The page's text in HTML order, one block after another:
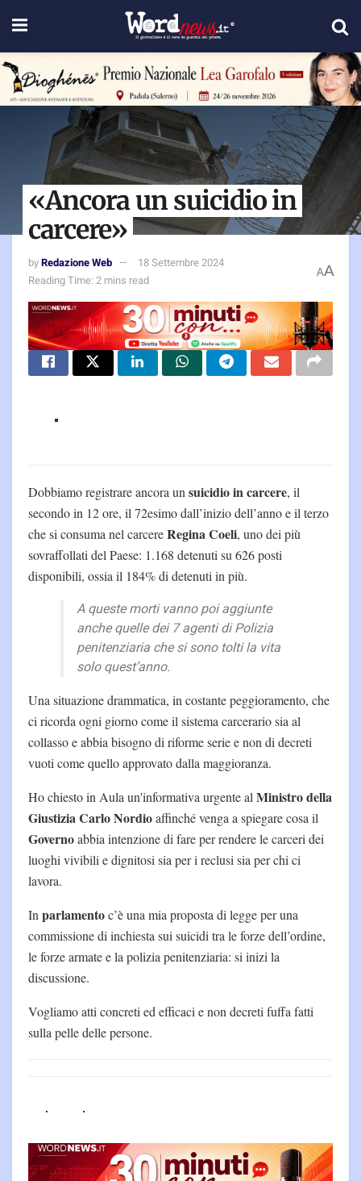
«Ancora un suicidio in
carcere»
byRedazione Web
18 Settembre 2024
Reading Time: 2 mins read
AA
Dobbiamo registrare ancora un suicidio in carcere, il
secondo in 12 ore, il 72esimo dall’inizio dell’anno e il terzo
che si consuma nel carcereRegina Coeli, uno dei più
sovraffollati del Paese: 1.168 detenuti su 626 posti
disponibili, ossia il 184% di detenuti in più.
A queste morti vanno poi aggiunte
anche quelle dei 7 agenti di Polizia
penitenziaria che si sono tolti la vita
solo quest’anno.
Una situazione drammatica, in costante peggioramento, che
ci ricorda ogni giorno come il sistema carcerario sia al
collasso e abbia bisogno di riforme serie e non di decreti
vuoti come quello approvato dalla maggioranza.
Ho chiesto in Aula un'informativa urgente al Ministro della
Giustizia Carlo Nordioaffinché venga a spiegare cosa il
Governoabbia intenzione di fare per rendere le carceri dei
luoghi vivibili e dignitosi sia per i reclusi sia per chi ci
lavora.
In parlamentoc’è una mia proposta di legge per una
commissione di inchiesta sui suicidi tra le forze dell’ordine,
le forze armate e la polizia penitenziaria: si inizi la
discussione.
Vogliamo atti concreti ed efficaci e non decreti fuffa fatti
sulla pelle delle persone.